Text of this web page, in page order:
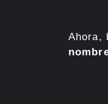
Ahora,